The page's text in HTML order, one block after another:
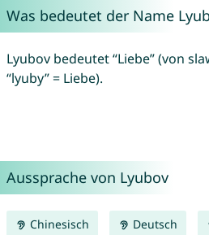
Was bedeutet der Name
Lyubov bedeutet “Liebe” (von
“lyuby” = Liebe).
Aussprache von Lyubov
Chinesisch Deutsch